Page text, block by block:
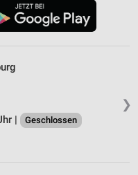
❯
|
Geschlossen